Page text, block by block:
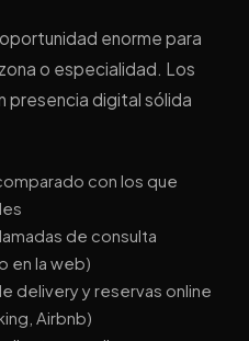
enorme para
o especialidad. Los
presencia digital sólida
con los que
de consulta
en la web)
delivery y reservas online
Airbnb)